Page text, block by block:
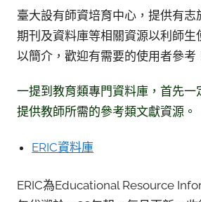
臺大設有師資培育中心，提供有
期刊及資料庫等相關資源以利師
以簡介，歡迎有需要的使用者參考
一提到教育類專門資料庫，首先
提供教師所需的參考類文獻資源。
ERIC資料庫
ERIC為Educational Resource